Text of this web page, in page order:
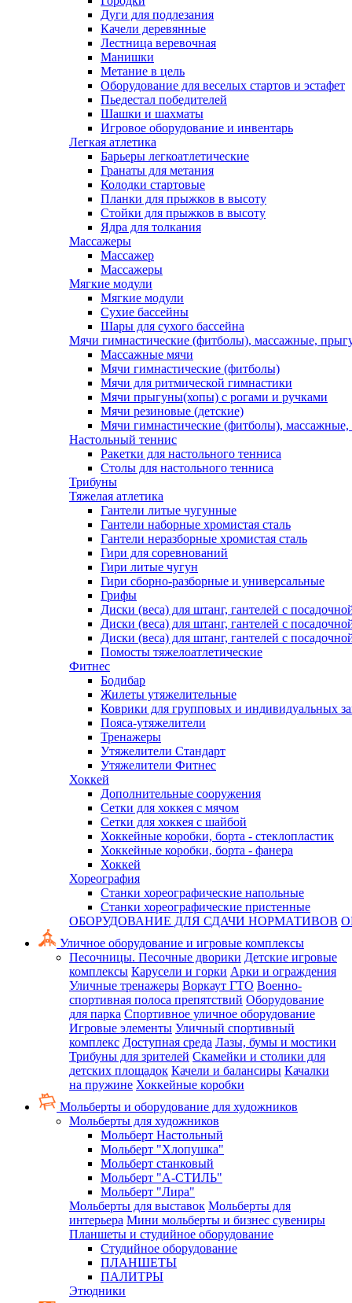
Дуги для подлезания
Качели деревянные
Лестница веревочная
Манишки
Метание в цель
Оборудование для веселых стартов и эстафет
Пьедестал победителей
Шашки и шахматы
Игровое оборудование и инвентарь
Легкая атлетика
Барьеры легкоатлетические
Гранаты для метания
Колодки стартовые
Планки для прыжков в высоту
Стойки для прыжков в высоту
Ядра для толкания
Массажеры
Массажер
Массажеры
Мягкие модули
Мягкие модули
Сухие бассейны
Шары для сухого бассейна
Мячи гимнастические (фитболы), массажные,
Массажные мячи
Мячи гимнастические (фитболы)
Мячи для ритмической гимнастики
Мячи прыгуны(хопы) с рогами и ручками
Мячи резиновые (детские)
Мячи гимнастические (фитболы),
Настольный теннис
Ракетки для настольного тенниса
Столы для настольного тенниса
Трибуны
Тяжелая атлетика
Гантели литые чугунные
Гантели наборные хромистая сталь
Гантели неразборные хромистая сталь
Гири для соревнований
Гири литые чугун
Гири сборно-разборные и универсальные
Грифы
Диски (веса) для штанг, гантелей с
Диски (веса) для штанг, гантелей с
Диски (веса) для штанг, гантелей с
Помосты тяжелоатлетические
Фитнес
Бодибар
Жилеты утяжелительные
Коврики для групповых и индивидуальных
Пояса-утяжелители
Тренажеры
Утяжелители Стандарт
Утяжелители Фитнес
Хоккей
Дополнительные сооружения
Сетки для хоккея с мячом
Сетки для хоккея с шайбой
Хоккейные коробки, борта - стеклопластик
Хоккейные коробки, борта - фанера
Хоккей
Хореография
Станки хореографические напольные
Станки хореографические пристенные
ОБОРУДОВАНИЕ ДЛЯ СДАЧИ НОРМАТИВОВ
Уличное оборудование и игровые комплексы
Песочницы. Песочные дворики Детские игровые
комплексы Карусели и горки Арки и ограждения
Уличные тренажеры Воркаут ГТО Военно-
спортивная полоса препятствий Оборудование
для парка Спортивное уличное оборудование
Игровые элементы Уличный спортивный
комплекс Доступная среда Лазы, бумы и мостики
Трибуны для зрителей Скамейки и столики для
детских площадок Качели и балансиры Качалки
на пружине Хоккейные коробки
Мольберты и оборудование для художников
Мольберты для художников
Мольберт Настольный
Мольберт "Хлопушка"
Мольберт станковый
Мольберт "А-СТИЛЬ"
Мольберт "Лира"
Мольберты для выставок Мольберты для
интерьера Мини мольберты и бизнес сувениры
Планшеты и студийное оборудование
Студийное оборудование
ПЛАНШЕТЫ
ПАЛИТРЫ
Этюдники